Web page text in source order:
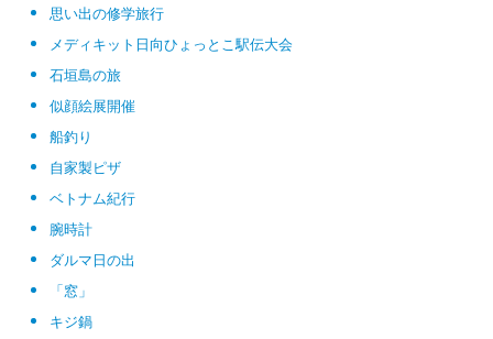
思い出の修学旅行
メディキット日向ひょっとこ駅伝大会
石垣島の旅
似顔絵展開催
船釣り
自家製ピザ
ベトナム紀行
腕時計
ダルマ日の出
「窓」
キジ鍋